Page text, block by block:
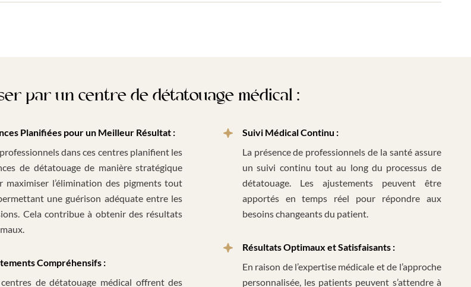
par un centre de détatouage médical :
Planifiées pour un Meilleur Résultat :
dans ces centres planifient les
de détatouage de manière stratégique
maximiser l’élimination des pigments tout
une guérison adéquate entre les
Cela contribue à obtenir des résultats
Compréhensifs :
centres de détatouage médical offrent des
Suivi Médical Continu :
La présence de professionnels de la santé assure
un suivi continu tout au long du processus de
détatouage. Les ajustements peuvent être
apportés en temps réel pour répondre aux
besoins changeants du patient.
Résultats Optimaux et Satisfaisants :
En raison de l’expertise médicale et de l’approche
personnalisée, les patients peuvent s’attendre à